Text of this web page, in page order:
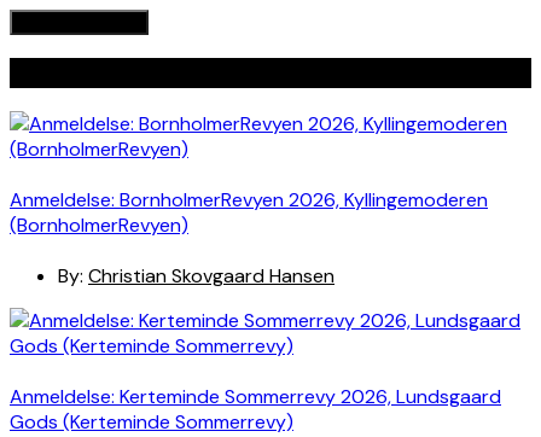
Anmeldelse: BornholmerRevyen 2026, Kyllingemoderen
(BornholmerRevyen)
By: Christian Skovgaard Hansen
Anmeldelse: Kerteminde Sommerrevy 2026, Lundsgaard
Gods (Kerteminde Sommerrevy)